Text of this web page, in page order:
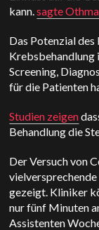
kann.sagte
Das Potenzial
Krebsbehandlung
Screening,
für die Patienten
Studien zeigen
Behandlung die
Der Versuch von
gezeigt. Kliniker
nur fünf Minuten
Assistenten